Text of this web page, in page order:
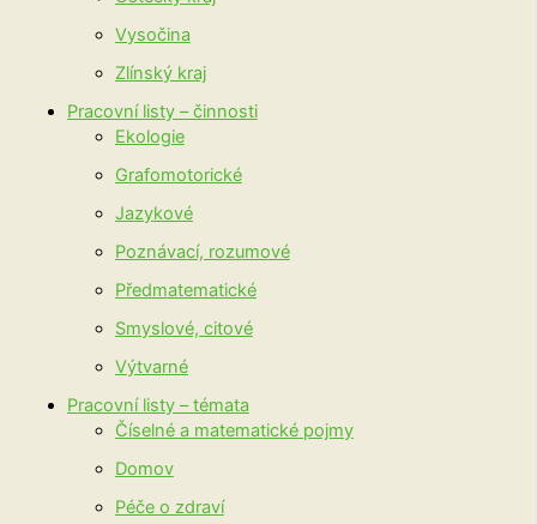
Vysočina
Zlínský kraj
Pracovní listy – činnosti
Ekologie
Grafomotorické
Jazykové
Poznávací, rozumové
Předmatematické
Smyslové, citové
Výtvarné
Pracovní listy – témata
Číselné a matematické pojmy
Domov
Péče o zdraví